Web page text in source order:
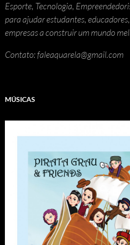
Esporte, Tecnologia,
para ajudar estudantes,
empresas a construir um mundo
Contato: faleaquarela@gmail.com
MÚSICAS